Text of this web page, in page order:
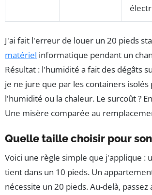
J'ai fait l'erreur de louer un 20 pieds
matériel informatique pendant un
Résultat : l'humidité a fait des dégâts
je ne jure que par les containers
l'humidité ou la chaleur. Le surcoût ?
Une misère comparée au
Quelle taille choisir pour
Voici une règle simple que j'applique :
tient dans un 10 pieds. Un
nécessite un 20 pieds. Au-delà,